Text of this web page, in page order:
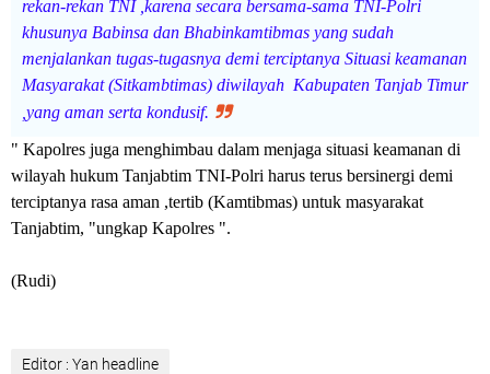
rekan-rekan TNI ,karena secara bersama-sama TNI-Polri
khusunya Babinsa dan Bhabinkamtibmas yang sudah
menjalankan tugas-tugasnya demi terciptanya Situasi keamanan
Masyarakat (Sitkambtimas) diwilayah Kabupaten Tanjab Timur
,yang aman serta kondusif.
" Kapolres juga menghimbau dalam menjaga situasi keamanan di
wilayah hukum Tanjabtim TNI-Polri harus terus bersinergi demi
terciptanya rasa aman ,tertib (Kamtibmas) untuk masyarakat
Tanjabtim, "ungkap Kapolres ".
(Rudi)
Editor : Yan headline